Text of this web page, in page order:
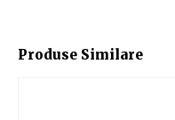
Produse Similare